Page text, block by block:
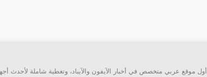
أول موقع عربي متخصص في أخبار الآيفون والآيباد، وتغطية شاملة لأحدث